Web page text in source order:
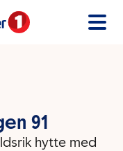
91
hytte med